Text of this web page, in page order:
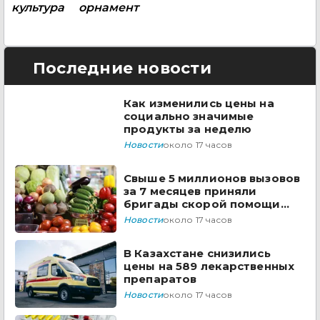
культура
орнамент
Последние новости
Как изменились цены на
социально значимые
продукты за неделю
Новостиоколо 17 часов
Свыше 5 миллионов вызовов
за 7 месяцев приняли
бригады скорой помощи
Казахстана
Новостиоколо 17 часов
В Казахстане снизились
цены на 589 лекарственных
препаратов
Новостиоколо 17 часов